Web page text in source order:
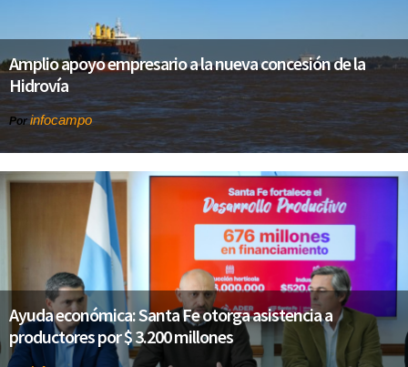
Amplio apoyo empresario a la nueva concesión de la
Hidrovía
Por infocampo
Ayuda económica: Santa Fe otorga asistencia a
productores por $ 3.200 millones